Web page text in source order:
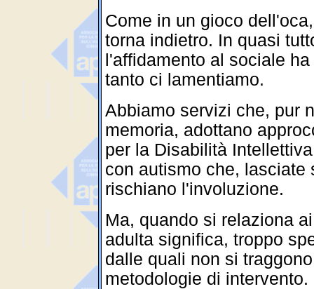
Come in un gioco
torna indietro. In quasi
l'affidamento al sociale
tanto ci lamentiamo.
Abbiamo servizi che, pur
memoria, adottano
per la Disabilità
con autismo che, lasciate
rischiano l'involuzione.
Ma, quando si relaziona
adulta significa, troppo
dalle quali non si
metodologie di intervento.